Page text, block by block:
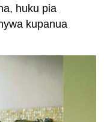
huku pia
kupanua